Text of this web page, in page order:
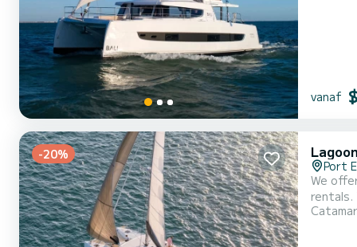
vanaf
-20%
Port
We
rentals. This
of 8